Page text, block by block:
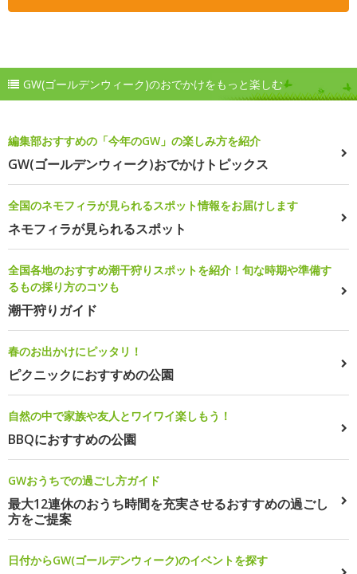
GW(ゴールデンウィーク)のおでかけをもっと楽しむ
編集部おすすめの「今年のGW」の楽しみ方を紹介
GW(ゴールデンウィーク)おでかけトピックス
全国のネモフィラが見られるスポット情報をお届けします
ネモフィラが見られるスポット
全国各地のおすすめ潮干狩りスポットを紹介！旬な時期や準備す
るもの採り方のコツも
潮干狩りガイド
春のお出かけにピッタリ！
ピクニックにおすすめの公園
自然の中で家族や友人とワイワイ楽しもう！
BBQにおすすめの公園
GWおうちでの過ごし方ガイド
最大12連休のおうち時間を充実させるおすすめの過ごし
方をご提案
日付からGW(ゴールデンウィーク)のイベントを探す